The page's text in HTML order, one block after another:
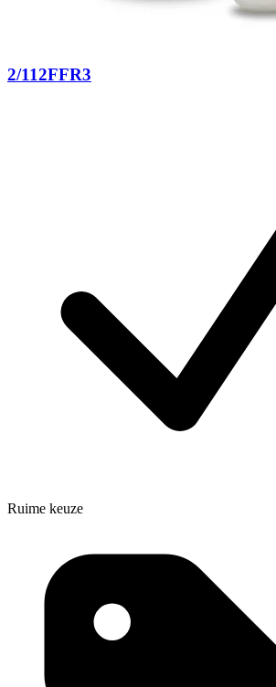
2/112FFR3
Ruime keuze